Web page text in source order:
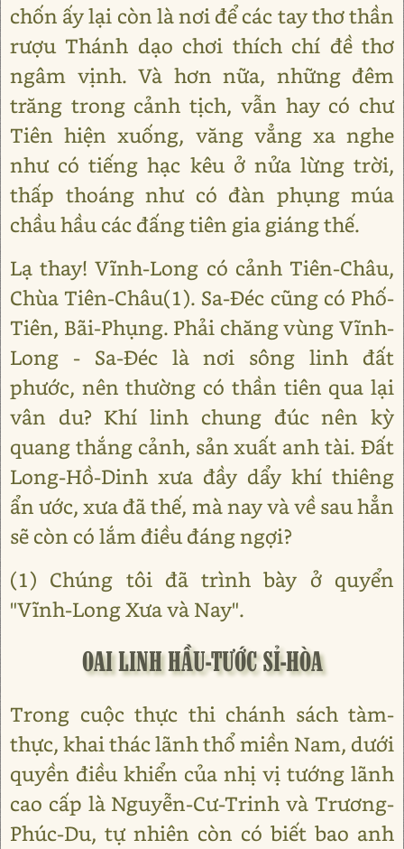
chốn ấy lại còn là nơi để các tay thơ thần
rượu Thánh dạo chơi thích chí đề thơ
ngâm vịnh. Và hơn nữa, những đêm
trăng trong cảnh tịch, vẫn hay có chư
Tiên hiện xuống, văng vẳng xa nghe
như có tiếng hạc kêu ở nửa lừng trời,
thấp thoáng như có đàn phụng múa
chầu hầu các đấng tiên gia giáng thế.
Lạ thay! Vĩnh-Long có cảnh Tiên-Châu,
Chùa Tiên-Châu(1). Sa-Đéc cũng có Phố-
Tiên, Bãi-Phụng. Phải chăng vùng Vĩnh-
Long - Sa-Đéc là nơi sông linh đất
phước, nên thường có thần tiên qua lại
vân du? Khí linh chung đúc nên kỳ
quang thắng cảnh, sản xuất anh tài. Đất
Long-Hồ-Dinh xưa đầy dẩy khí thiêng
ẩn ước, xưa đã thế, mà nay và về sau hẳn
sẽ còn có lắm điều đáng ngợi?
(1) Chúng tôi đã trình bày ở quyển
"Vĩnh-Long Xưa và Nay".
OAI LINH HẦU-TƯỚC SỈ-HÒA
Trong cuộc thực thi chánh sách tàm-
thực, khai thác lãnh thổ miền Nam, dưới
quyền điều khiển của nhị vị tướng lãnh
cao cấp là Nguyễn-Cư-Trinh và Trương-
Phúc-Du, tự nhiên còn có biết bao anh